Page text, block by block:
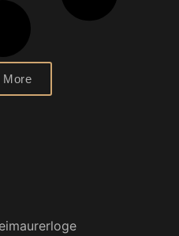
More